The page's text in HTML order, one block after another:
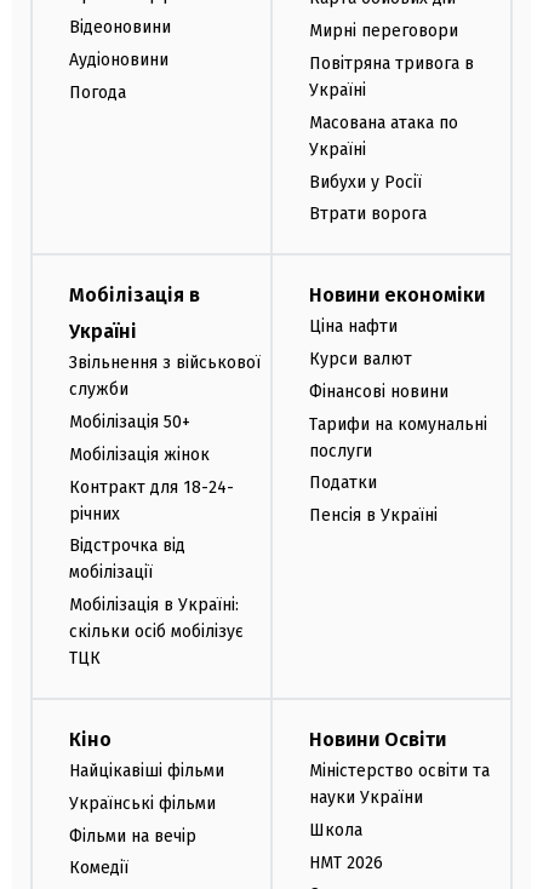
Відеоновини
Аудіоновини
Погода
Мирні переговори
Повітряна тривога в
Україні
Масована атака по
Україні
Вибухи у Росії
Втрати ворога
Мобілізація в
Україні
Звільнення з військової
служби
Мобілізація 50+
Мобілізація жінок
Контракт для 18-24-
річних
Відстрочка від
мобілізації
Мобілізація в Україні:
скільки осіб мобілізує
ТЦК
Новини економіки
Ціна нафти
Курси валют
Фінансові новини
Тарифи на комунальні
послуги
Податки
Пенсія в Україні
Кіно
Найцікавіші фільми
Українські фільми
Фільми на вечір
Комедії
Новини Освіти
Міністерство освіти та
науки України
Школа
НМТ 2026